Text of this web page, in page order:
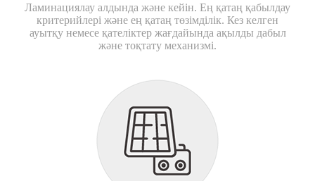
Ламинациялау алдында және кейін. Ең қатаң қабылдау
критерийлері және ең қатаң төзімділік. Кез келген
ауытқу немесе қателіктер жағдайында ақылды дабыл
және тоқтату механизмі.